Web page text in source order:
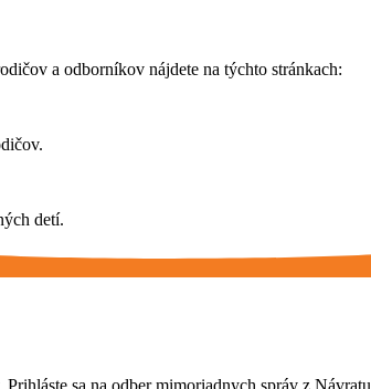
a odborníkov nájdete na týchto stránkach:
detí.
sa na odber mimoriadnych správ z Návratu.